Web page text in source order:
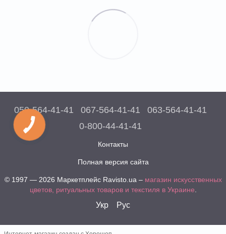
050-564-41-41 067-564-41-41
063-564-41-41
0-800-44-41-41
Контакты
Полная версия сайта
© 1997 — 2026 Маркетплейс Ravisto.ua – магазин искусственных
цветов, ритуальных товаров и текстиля в Украине
Укр Рус